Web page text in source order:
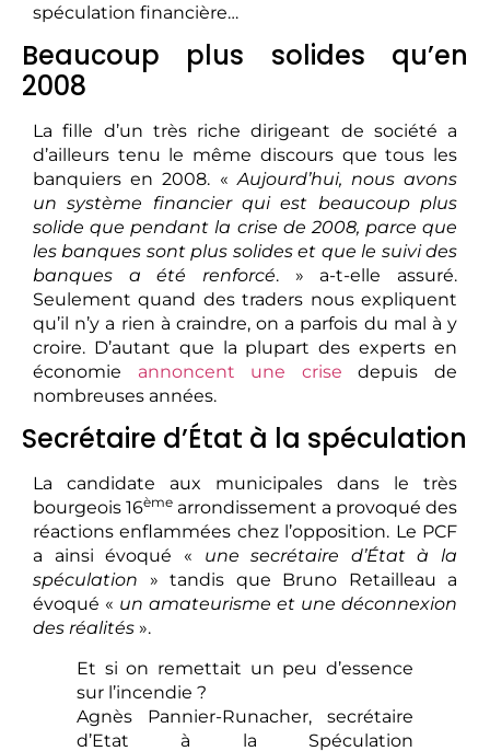
spéculation financière…
Beaucoup plus solides qu’en
2008
La fille d’un très riche dirigeant de société a
d’ailleurs tenu le même discours que tous les
banquiers en 2008. «Aujourd’hui, nous avons
un système financier qui est beaucoup plus
solide que pendant la crise de 2008, parce que
les banques sont plus solides et que le suivi des
banques a été renforcé. » a-t-elle assuré.
Seulement quand des traders nous expliquent
qu’il n’y a rien à craindre, on a parfois du mal à y
croire. D’autant que la plupart des experts en
économie annoncent une crise depuis de
nombreuses années.
Secrétaire d’État à la spéculation
La candidate aux municipales dans le très
bourgeois 16ème arrondissement a provoqué des
réactions enflammées chez l’opposition. Le PCF
a ainsi évoqué « une secrétaire d’État à la
spéculation » tandis que Bruno Retailleau a
évoqué « un amateurisme et une déconnexion
des réalités ».
Et si on remettait un peu d’essence
sur l’incendie ?
Agnès Pannier-Runacher, secrétaire
d’Etat à la Spéculation